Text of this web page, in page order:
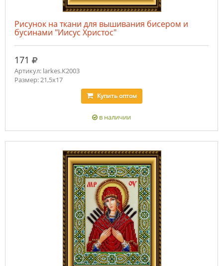
Рисунок на ткани для вышивания бисером и
бусинами "Иисус Христос"
171 руб.
Артикул: larkes.К2003
Размер: 21,5х17
Купитьоптом
в наличии